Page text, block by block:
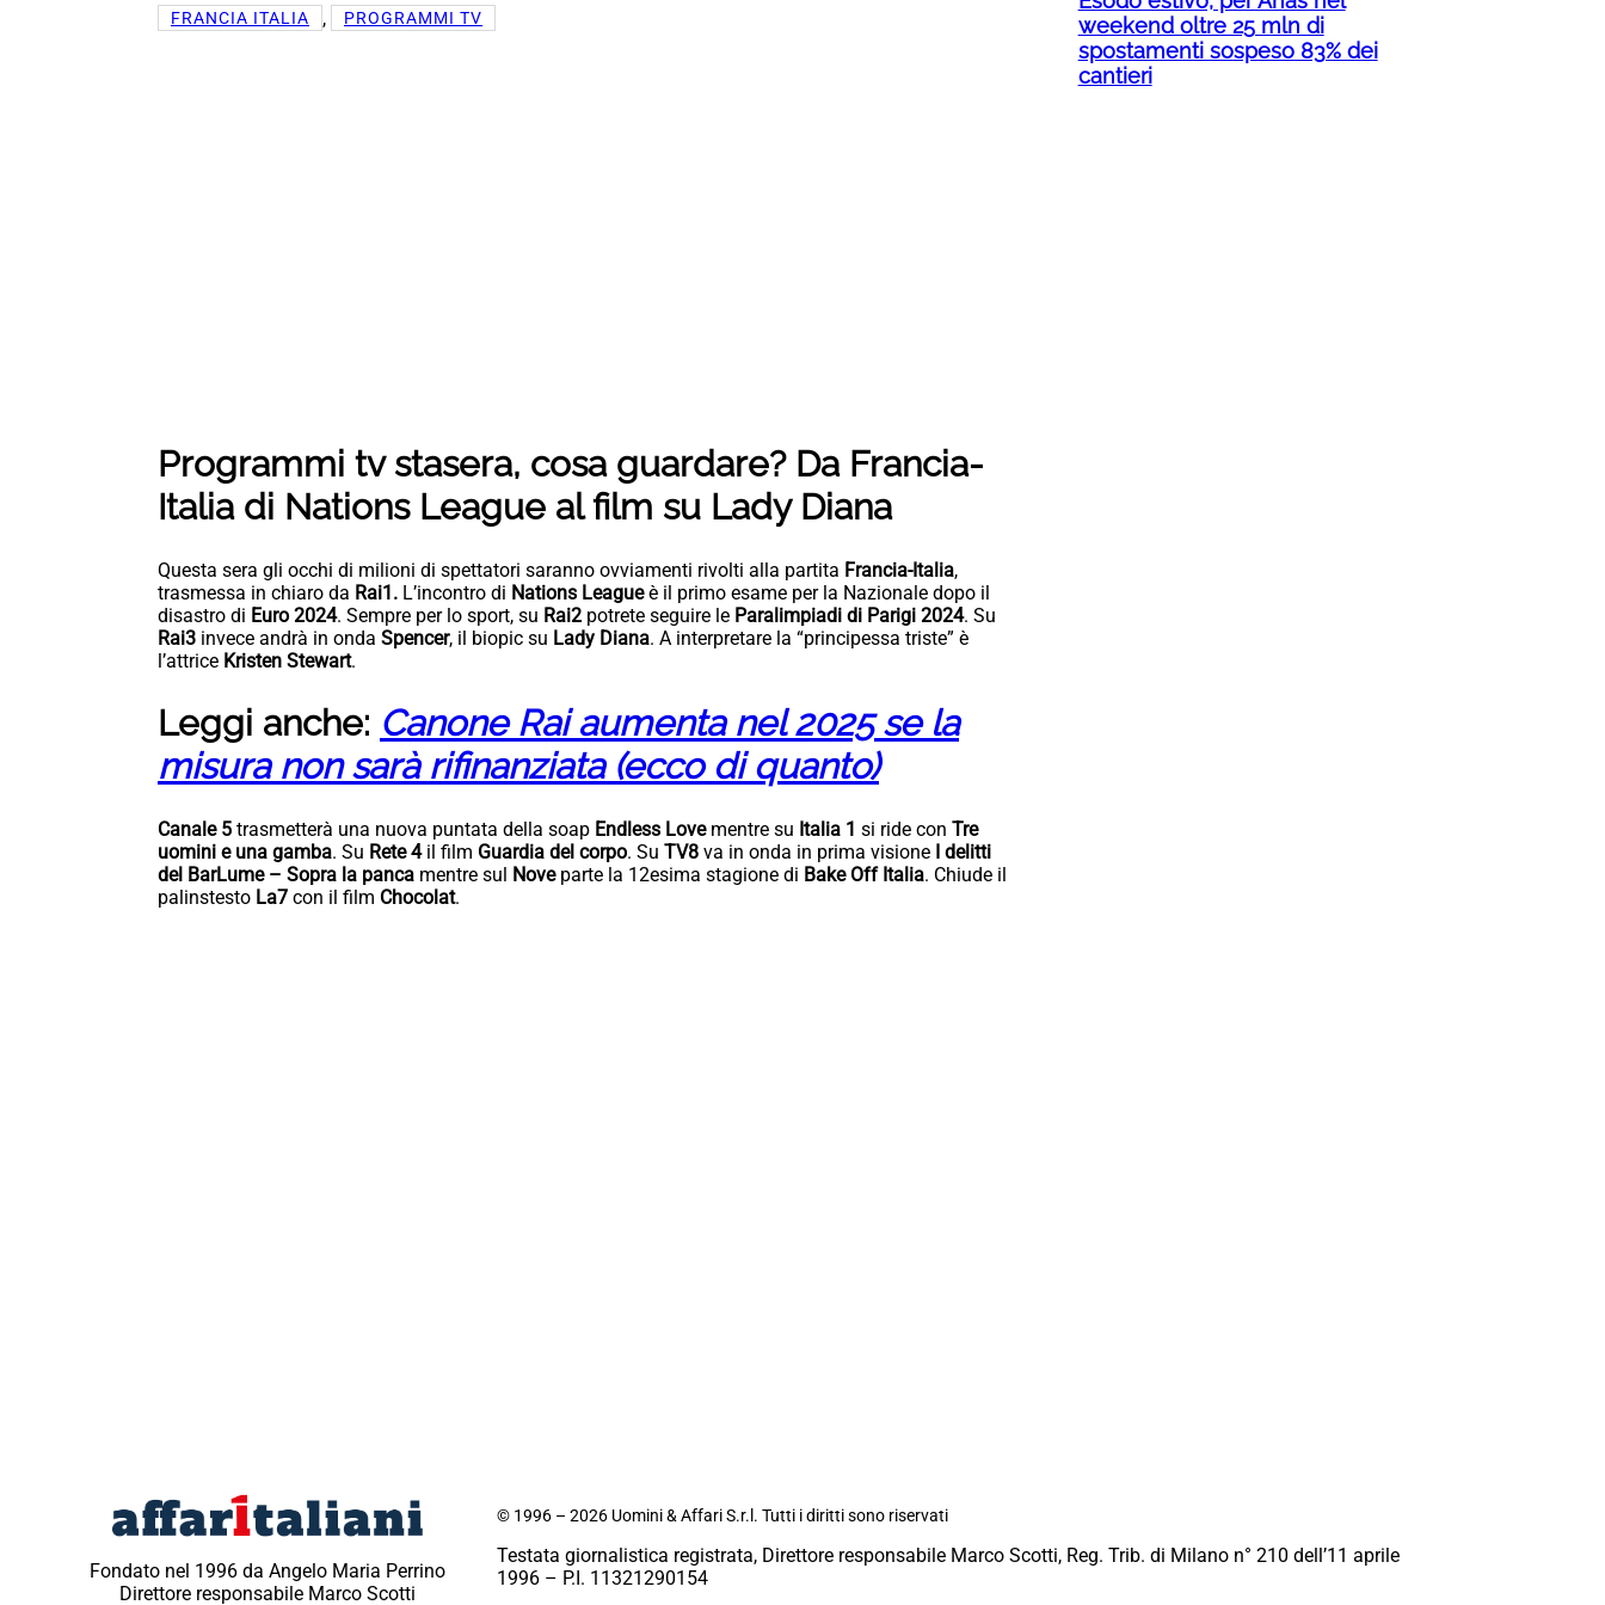
FRANCIA ITALIA , PROGRAMMI TV
Programmi tv stasera, cosa guardare? Da Francia-
Italia di Nations League al film su Lady Diana
Questa sera gli occhi di milioni di spettatori saranno ovviamenti rivolti alla partita Francia-Italia,
trasmessa in chiaro da Rai1. L’incontro di Nations Leagueè il primo esame per la Nazionale dopo il
disastro di Euro 2024. Sempre per lo sport, su Rai2 potrete seguire le Paralimpiadi di Parigi 2024. Su
Rai3 invece andrà in onda Spencer, il biopic su Lady Diana. A interpretare la “principessa triste” è
l’attrice Kristen Stewart.
Leggi anche: Canone Rai aumenta nel 2025 se la
misura non sarà rifinanziata (ecco di quanto)
Canale 5 trasmetterà una nuova puntata della soap Endless Lovementre su Italia 1 si ride con Tre
uomini e una gamba. Su Rete 4il film Guardia del corpo. Su TV8 va in onda in prima visione I delitti
del BarLume – Sopra la panca mentre sul Nove parte la 12esima stagione di Bake Off Italia. Chiude il
palinstesto La7 con il film Chocolat.
weekend oltre 25 mln di
spostamenti sospeso 83% dei
cantieri
Fondato nel 1996 da Angelo Maria Perrino
Direttore responsabile Marco Scotti
© 1996 – 2026 Uomini & Affari S.r.l. Tutti i diritti sono riservati
Testata giornalistica registrata, Direttore responsabile Marco Scotti, Reg. Trib. di Milano n° 210 dell’11 aprile
1996 – P.I. 11321290154